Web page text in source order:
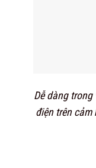
Dễ dàng
điện trên